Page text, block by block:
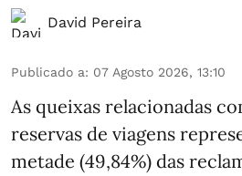
David Pereira
Publicado a: 07 Agosto 2026, 13:10
As queixas relacionadas
reservas de viagens
metade (49,84%) das